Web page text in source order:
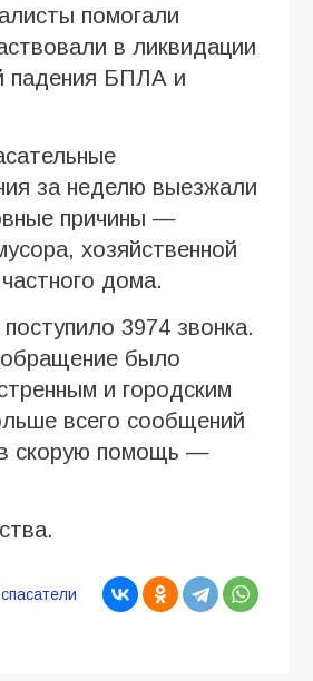
помогали
в ликвидации
падения БПЛА и
за неделю выезжали
причины —
хозяйственной
дома.
3974 звонка.
было
и городским
всего сообщений
скорую помощь —
спасатели